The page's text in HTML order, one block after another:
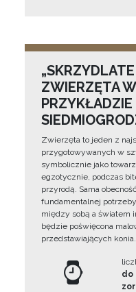
ZWIERZĘTA
PRZYKŁADZIE
Zwierzęta to jeden z
przygotowywanych w
symbolicznie jako
egzotycznie, podczas
przyrodą. Sama
fundamentalnej
między sobą a światem
będzie poświęcona
przedstawiających konia.
do